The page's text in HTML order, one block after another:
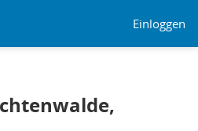
Einloggen